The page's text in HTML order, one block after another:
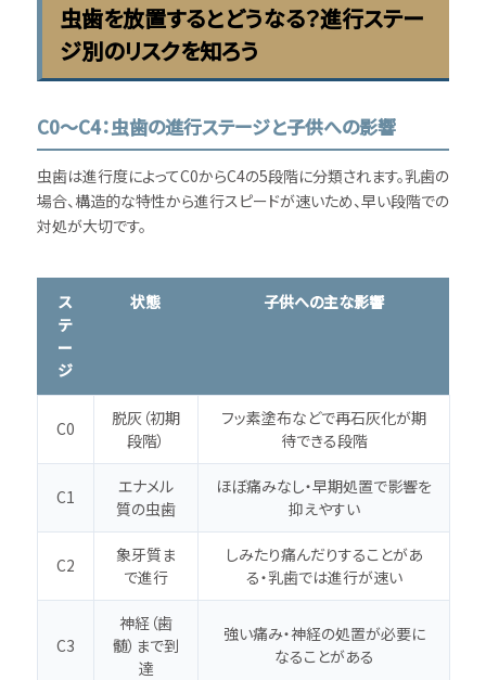
虫歯を放置するとどうなる？進行ステー
ジ別のリスクを知ろう
C0〜C4：虫歯の進行ステージと子供への影響
虫歯は進行度によってC0からC4の5段階に分類されます。乳歯の
場合、構造的な特性から進行スピードが速いため、早い段階での
対処が大切です。
ス
テ
ー
ジ
状態 子供への主な影響
C0
脱灰（初期
段階）
フッ素塗布などで再石灰化が期
待できる段階
C1
エナメル
質の虫歯
ほぼ痛みなし・早期処置で影響を
抑えやすい
C2
象牙質ま
で進行
しみたり痛んだりすることがあ
る・乳歯では進行が速い
C3
神経（歯
髄）まで到
達
強い痛み・神経の処置が必要に
なることがある